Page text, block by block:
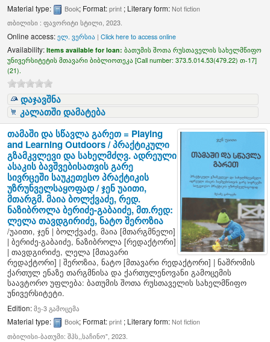
Material type: Book; Format:print ; Literary form:Not fiction
თბილისი : ფავორიტი სტილი, 2023.
Online access: ელ. ვერსია |Click here to access online
Availability:Items available for loan:ბათუმის შოთა რუსთაველის სახელმწიფო
უნივერსიტეტის მთავარი ბიბლიოთეკა [Call number:373.5.014.53(479.22) თ-17]
(21).
დაჯავშნა
კალათში დამატება
თამაში და სწავლა გარეთ = Playing
and Learning Outdoors / პრაქტიკული
გზამკვლევი და სახელმძღვ. ადრეული
ასაკის ბავშვებისათვის გარე
სივრცეში საუკეთესო პრაქტიკის
უზრუნველსაყოფად /ჯენ უაითი,
მთარგმ. მაია ბოლქვაძე, რედ.
ნაზიბროლა ბერიძე-გაბაიძე, მთ.რედ:
ლელა თავდგირიძე, ნატო შეროზია
/უაითი, ჯენ |ბოლქვაძე, მაია [მთარგმნელი]
|ბერიძე-გაბაიძე, ნაზიბროლა [რედაქტორი]
|თავდგირიძე, ლელა [მთავარი
რედაქტორი] |შეროზია, ნატო [მთავარი რედაქტორი] |ნაშრომის
ქართულ ენაზე თარგმნისა და ქართულენოვანი გამოცემის
საავტორო უფლება: ბათუმის შოთა რუსთაველის სახელმწიფო
უნივერსიტეტი.
Edition:მე-3 გამოცემა
Material type: Book; Format:print ; Literary form:Not fiction
თბილისი-ბათუმი: შპს,,საჩინო", 2023.